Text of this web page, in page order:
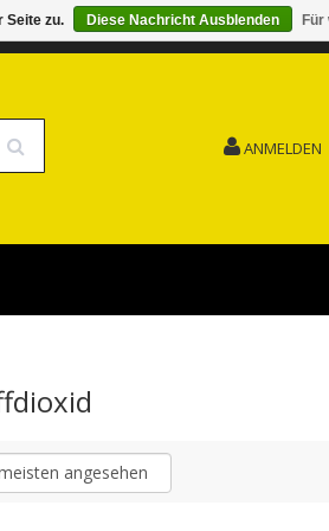
ANMELDEN
angesehen
Seite zu. Diese Nachricht Ausblenden